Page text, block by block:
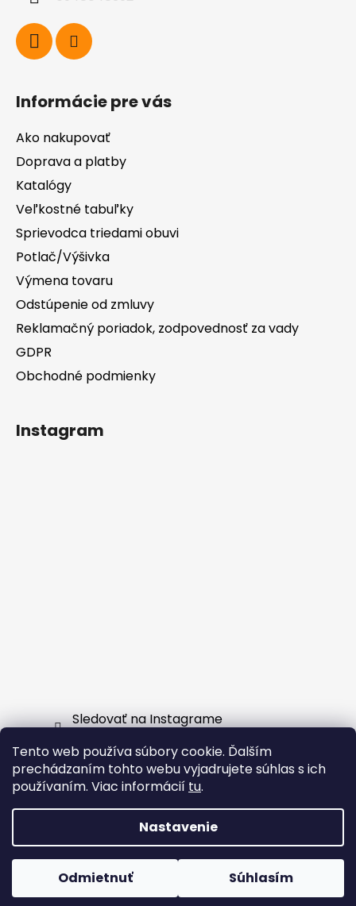
Tento web používa súbory cookie. Ďalším
prechádzaním tohto webu vyjadrujete súhlas s ich
používaním. Viac informácií tu.
Nastavenie
Odmietnuť Súhlasím
Informácie pre vás
Ako nakupovať
Doprava a platby
Katalógy
Veľkostné tabuľky
Sprievodca triedami obuvi
Potlač/Výšivka
Výmena tovaru
Odstúpenie od zmluvy
Reklamačný poriadok, zodpovednosť za vady
GDPR
Obchodné podmienky
Instagram
Sledovať na Instagrame
Facebook
Vytvoril Shoptet
Copyright 2026EXTERNSHOP.SK. Všetky práva
vyhradené.